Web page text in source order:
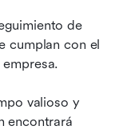
de
cumplan con el
valioso y
encontrará